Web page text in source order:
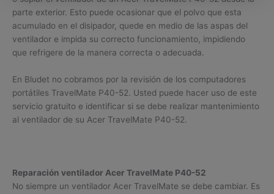
parte exterior. Esto puede ocasionar que el polvo que esta
acumulado en el disipador, quede en medio de las aspas del
ventilador e impida su correcto funcionamiento, impidiendo
que refrigere de la manera correcta o adecuada.
En Bludet no cobramos por la revisión de los computadores
portátiles TravelMate P40-52. Usted puede hacer uso de este
servicio gratuito e identificar si se debe realizar mantenimiento
al ventilador de su Acer TravelMate P40-52.
Reparación ventilador Acer TravelMate P40-52
No siempre un ventilador Acer TravelMate se debe cambiar. Es